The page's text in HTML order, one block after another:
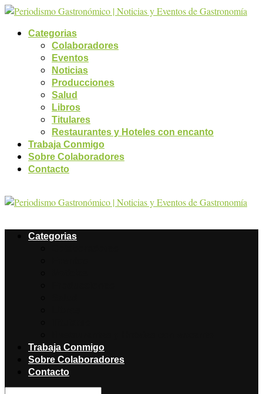
Categorias
Colaboradores
Eventos
Noticias
Producciones
Salud
Libros
Titulares
Restaurantes y Hoteles con encanto
Trabaja Conmigo
Sobre Colaboradores
Contacto
Categorias
Trabaja Conmigo
Sobre Colaboradores
Contacto